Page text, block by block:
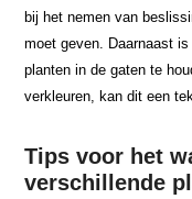
bij het nemen van
moet geven. Daarnaast
planten in de gaten te
verkleuren, kan dit een
Tips voor het
verschillende